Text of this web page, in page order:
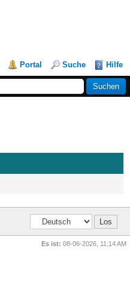
Portal Suche Hilfe
Es ist: 08-06-2026, 11:14 AM